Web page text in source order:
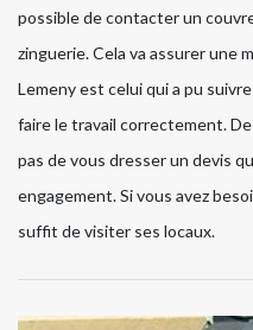
possible de contacter un
zinguerie. Cela va assurer une
Lemeny est celui qui a pu
faire le travail correctement.
pas de vous dresser un devis
engagement. Si vous avez
suffit de visiter ses locaux.